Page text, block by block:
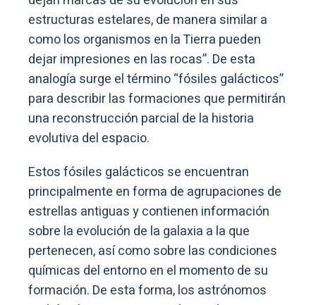
estructuras estelares, de manera similar a
como los organismos en la Tierra pueden
dejar impresiones en las rocas”. De esta
analogía surge el término “fósiles galácticos”
para describir las formaciones que permitirán
una reconstrucción parcial de la historia
evolutiva del espacio.
Estos fósiles galácticos se encuentran
principalmente en forma de agrupaciones de
estrellas antiguas y contienen información
sobre la evolución de la galaxia a la que
pertenecen, así como sobre las condiciones
químicas del entorno en el momento de su
formación. De esta forma, los astrónomos